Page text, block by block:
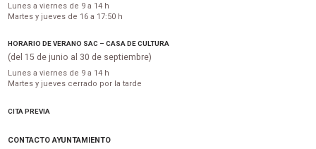
Lunes a viernes de 9 a 14 h
Martes y jueves de 16 a 17:50 h
HORARIO DE VERANO SAC – CASA DE CULTURA
(del 15 de junio al 30 de septiembre)
Lunes a viernes de 9 a 14 h
Martes y jueves cerrado por la tarde
CITA PREVIA
CONTACTO AYUNTAMIENTO